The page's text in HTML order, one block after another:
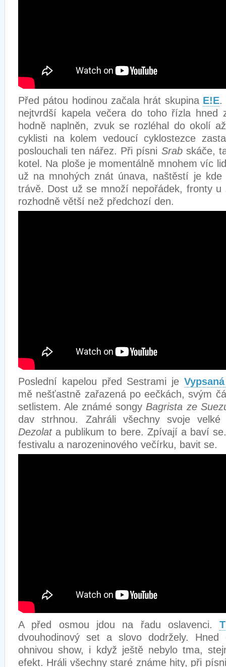
Před pátou hodinou začala hrát skupina E!E.
nejtvrdší kapela večera do toho řízla hned
hodně naplněn, zvuk se rozléhal do okolí
cyklisti na kolem vedoucí cyklostezce
poslouchali ten nářez. Při písni Srabskáče,
kotel. Na ploše je momentálně mnohem víc
už na mnohých znát únava, naštěstí je
trávě. Dost už se množí nepořádek, fronty u
rozhodně větší než předchozí den.
Poslední kapelou před Sestrami je
mě nešťastně zařazená po eečkách, svým
setlistem. Ale známé songy Bagrista ze
dav strhnou. Zahráli všechny svoje
Dezolat a publikum to bere. Zpívají a baví
festivalu a narozeninového večírku, bavit se.
A před osmou jdou na řadu oslavenci.
dvouhodinový set a slovo dodržely. Hned
ohnivou show, i když ještě nebylo tma,
efekt. Hráli všechny staré známe hity, při